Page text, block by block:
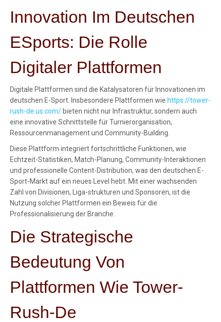
Innovation Im Deutschen
ESports: Die Rolle
Digitaler Plattformen
Digitale Plattformen sind die Katalysatoren für Innovationen im
deutschen E-Sport. Insbesondere Plattformen wie https://tower-
rush-de.us.com/ bieten nicht nur Infrastruktur, sondern auch
eine innovative Schnittstelle für Turnierorganisation,
Ressourcenmanagement und Community-Building.
Diese Plattform integriert fortschrittliche Funktionen, wie
Echtzeit-Statistiken, Match-Planung, Community-Interaktionen
und professionelle Content-Distribution, was den deutschen E-
Sport-Markt auf ein neues Level hebt. Mit einer wachsenden
Zahl von Divisionen, Liga-strukturen und Sponsoren, ist die
Nutzung solcher Plattformen ein Beweis für die
Professionalisierung der Branche.
Die Strategische
Bedeutung Von
Plattformen Wie Tower-
Rush-De